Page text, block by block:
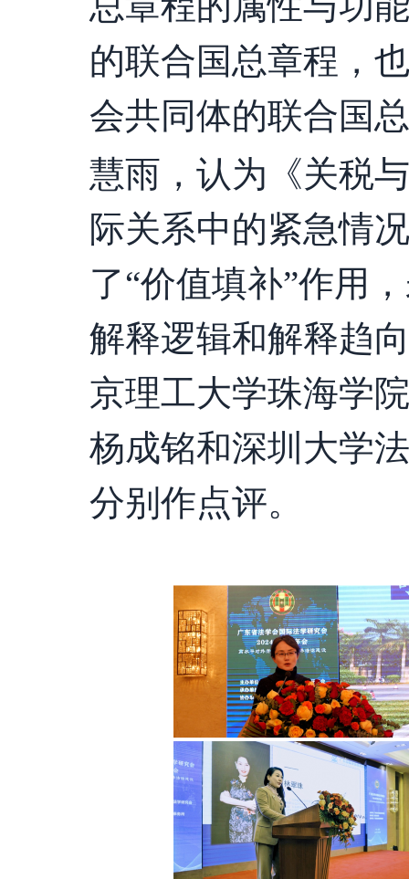
的联合国总章程，
会共同体的联合国
慧雨，认为《关税
际关系中的紧急情
了“价值填补”作用
解释逻辑和解释趋
京理工大学珠海学
杨成铭和深圳大学
分别作点评。